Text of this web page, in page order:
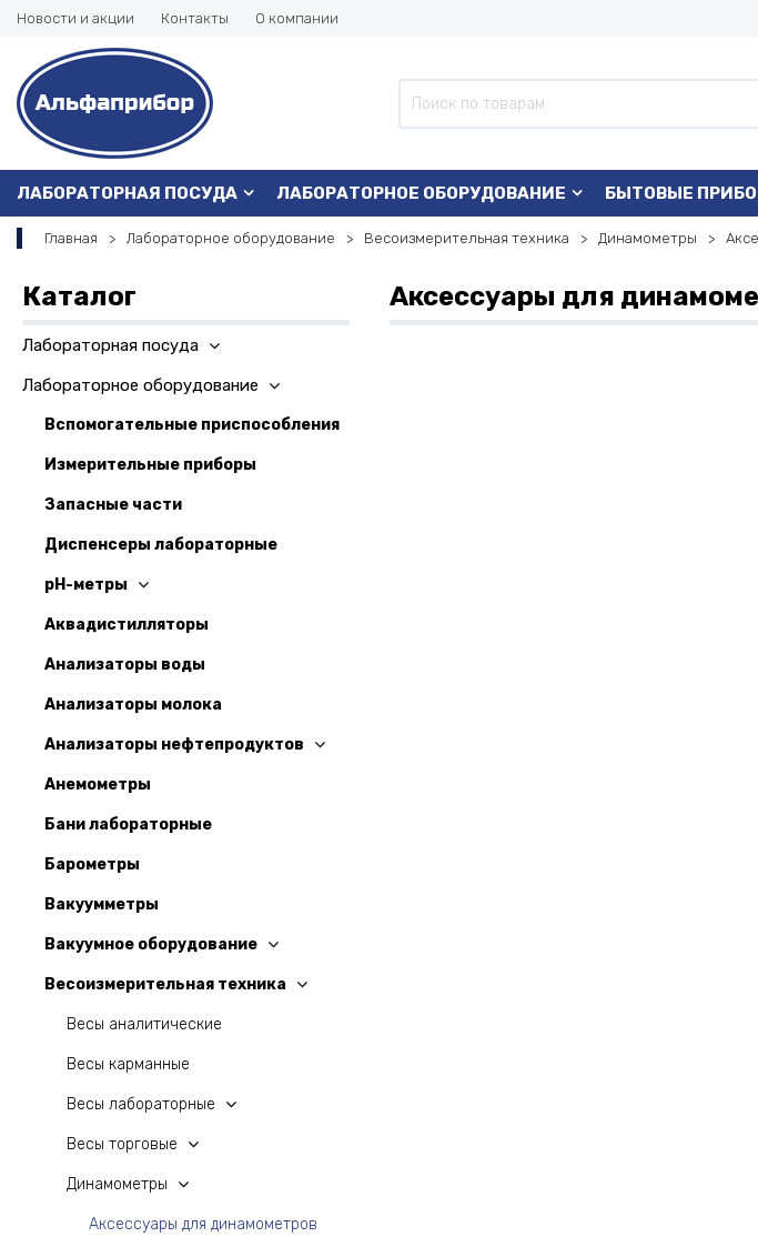
Новости и акции Контакты О компании
ЛАБОРАТОРНАЯ ПОСУДА ЛАБОРАТОРНОЕ ОБОРУДОВАНИЕ БЫТОВЫЕ
Главная Лабораторное оборудование Весоизмерительная техника Динамометры
Каталог
Лабораторная посуда
Лабораторное оборудование
Вспомогательные приспособления
Измерительные приборы
Запасные части
Диспенсеры лабораторные
pH-метры
Аквадистилляторы
Анализаторы воды
Анализаторы молока
Анализаторы нефтепродуктов
Анемометры
Бани лабораторные
Барометры
Вакуумметры
Вакуумное оборудование
Весоизмерительная техника
Весы аналитические
Весы карманные
Весы лабораторные
Весы торговые
Динамометры
Аксессуары для динамометров
Аксессуары для